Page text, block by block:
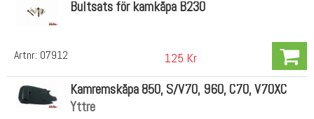
Artnr: 07912
Bultsats för kamkåpa B230
125 Kr
Kamremskåpa 850, S/V70, 960, C70, V70XC
Yttre